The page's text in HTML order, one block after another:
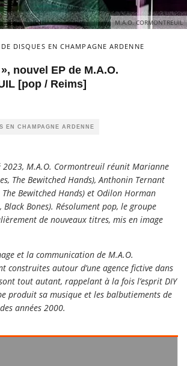
M.A.O. CORMONTREUIL
DISQUES EN CHAMPAGNE ARDENNE
nouvel EP de M.A.O.
[pop / Reims]
EN CHAMPAGNE ARDENNE
2023, M.A.O. Cormontreuil réunit Marianne
The Bewitched Hands), Anthonin Ternant
The Bewitched Hands) et Odilon Horman
Black Bones). Résolument pop, le groupe
de nouveaux titres, mis en image
et la communication de M.A.O.
construites autour d’une agence fictive dans
tout autant, rappelant à la fois l’esprit DIY
produit sa musique et les balbutiements de
années 2000.